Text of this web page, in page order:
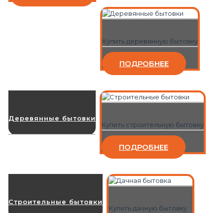
Купить деревянную бытовку
ПОДРОБНЕЕ
Деревянные бытовки
Купить строительную бытовку
ПОДРОБНЕЕ
Строительные бытовки
Купить дачную бытовку